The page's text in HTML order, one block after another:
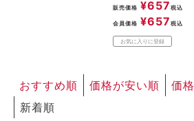
販売価格 ¥657 税込
会員価格 ¥657 税込
お気に入りに登録
おすすめ順 価格が安い順
価
新着順